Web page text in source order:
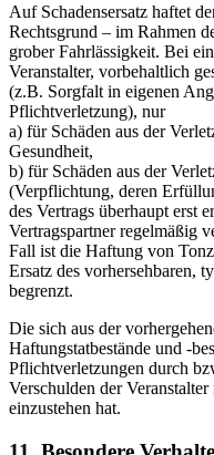
Auf Schadensersatz haftet
Rechtsgrund – im Rahmen
grober Fahrlässigkeit. Bei
Veranstalter, vorbehaltlich
(z.B. Sorgfalt in eigenen
Pflichtverletzung), nur
a) für Schäden aus der
Gesundheit,
b) für Schäden aus der
(Verpflichtung, deren
des Vertrags überhaupt erst
Vertragspartner regelmäßig
Fall ist die Haftung von
Ersatz des vorhersehbaren,
begrenzt.
Die sich aus der
Haftungstatbestände und -
Pflichtverletzungen durch
Verschulden der
einzustehen hat.